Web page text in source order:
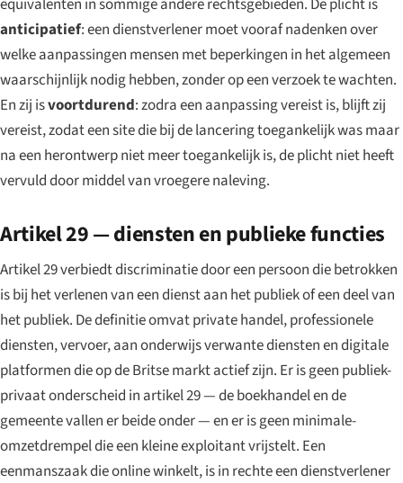
anticipatief: een dienstverlener moet vooraf nadenken over
welke aanpassingen mensen met beperkingen in het algemeen
waarschijnlijk nodig hebben, zonder op een verzoek te wachten.
En zij isvoortdurend: zodra een aanpassing vereist is, blijft zij
vereist, zodat een site die bij de lancering toegankelijk was maar
na een herontwerp niet meer toegankelijk is, de plicht niet heeft
vervuld door middel van vroegere naleving.
Artikel 29 — diensten en publieke functies
Artikel 29 verbiedt discriminatie door een persoon die betrokken
is bij het verlenen van een dienst aan het publiek of een deel van
het publiek. De definitie omvat private handel, professionele
diensten, vervoer, aan onderwijs verwante diensten en digitale
platformen die op de Britse markt actief zijn. Er is geen publiek-
privaat onderscheid in artikel 29 — de boekhandel en de
gemeente vallen er beide onder — en er is geen minimale-
omzetdrempel die een kleine exploitant vrijstelt. Een
eenmanszaak die online winkelt, is in rechte een dienstverlener